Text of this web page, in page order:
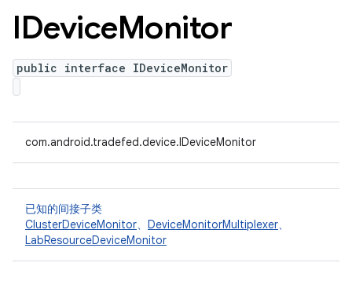
IDeviceMonitor
public interface IDeviceMonitor
com.android.tradefed.device.IDeviceMonitor
已知的间接子类
ClusterDeviceMonitor、 DeviceMonitorMultiplexer、
LabResourceDeviceMonitor